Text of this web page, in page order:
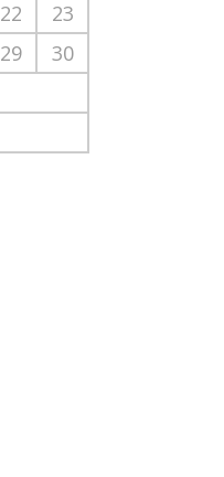
22
23
29
30